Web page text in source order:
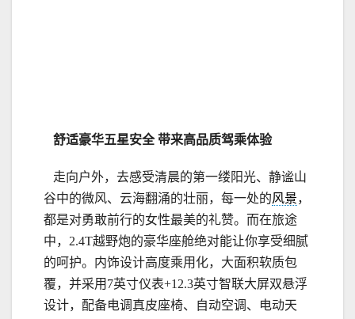
舒适豪华五星安全 带来高品质驾乘体验
走向户外，去感受清晨的第一缕阳光、静谧山
谷中的微风、云海翻涌的壮丽，每一处的风景，
都是对勇敢前行的女性最美的礼赞。而在旅途
中，2.4T越野炮的豪华座舱绝对能让你享受细腻
的呵护。内饰设计高度乘用化，大面积软质包
覆，并采用7英寸仪表+12.3英寸智联大屏双悬浮
设计，配备电调真皮座椅、自动空调、电动天